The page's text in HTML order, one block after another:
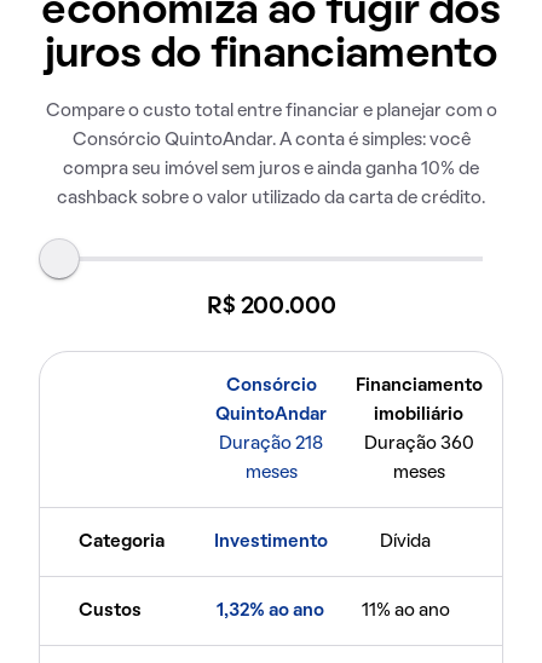
economiza ao fugir dos
juros do financiamento
Compare o custo total entre financiar e planejar com o
Consórcio QuintoAndar. A conta é simples: você
compra seu imóvel sem juros e ainda ganha 10% de
cashback sobre o valor utilizado da carta de crédito.
R$ 200.000
Consórcio
QuintoAndar
Duração 218
meses
Financiamento
imobiliário
Duração 360
meses
Categoria Investimento Dívida
Custos 1,32% ao ano 11% ao ano